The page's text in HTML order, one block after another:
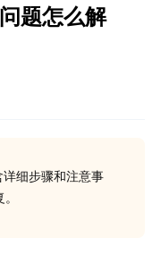
题怎么解
详细步骤和注意事